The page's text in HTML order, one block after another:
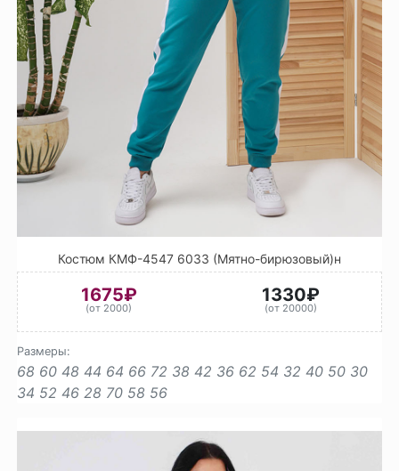
Костюм КМФ-4547 6033 (Мятно-бирюзовый)н
1675₽
(от 2000)
1330₽
(от 20000)
Размеры:
68 60 48 44 64 66 72 38 42 36 62 54 32 40 50 30
34 52 46 28 70 58 56